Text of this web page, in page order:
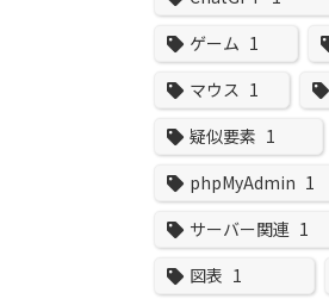
ゲーム 1
マウス 1
疑似要素 1
phpMyAdmin 1
サーバー関連 1
図表 1